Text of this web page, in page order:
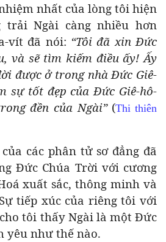
nhất của lòng tôi hiện
trải Ngài càng nhiều hơn
vít đã nói: “Tôi đã xin Đức
và sẽ tìm kiếm điều ấy! Ấy
được ở trong nhà Đức Giê-
sự tốt đẹp của Đức Giê-hô-
đền của Ngài”(Thi thiên
các phân tử sơ đẳng đã
Đức Chúa Trời với cương
xuất sắc, thông minh và
tiếp xúc của riêng tôi với
tôi thấy Ngài là một Đức
yêu như thế nào.